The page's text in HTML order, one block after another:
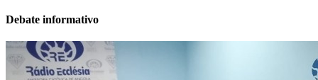
Debate informativo